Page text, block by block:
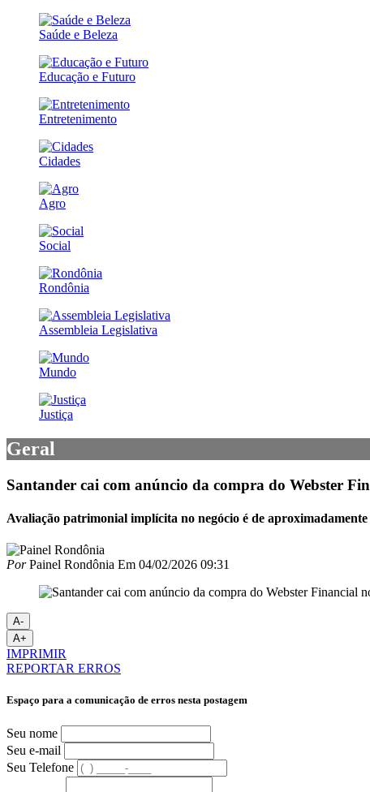
Saúde e Beleza
Educação e Futuro
Entretenimento
Cidades
Agro
Social
Rondônia
Assembleia Legislativa
Mundo
Justiça
Geral
Santander cai com anúncio da compra do Webster
Avaliação patrimonial implícita no negócio é de aproximadamente
PorPainel Rondônia Em 04/02/2026 09:31
A-
A+
IMPRIMIR
REPORTAR ERROS
Espaço para a comunicação de erros nesta postagem
Seu nome
Seu e-mail
Seu Telefone